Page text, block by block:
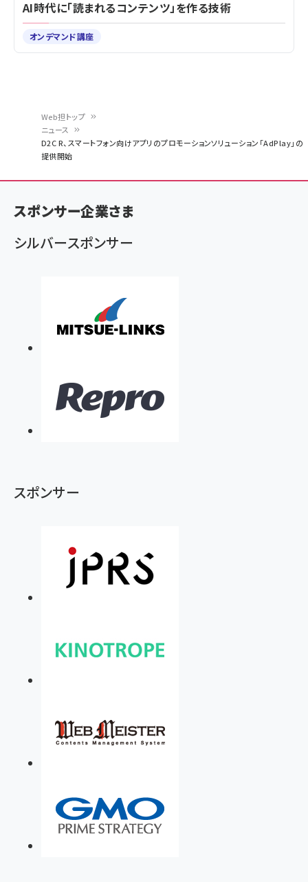
く
ず
Web担トップ
ニュース
D2C R、スマートフォン向けアプリのプロモーションソリューション「AdPlay」の
提供開始
AI時代に「読まれるコンテンツ」を作る技術
オンデマンド講座
スポンサー企業さま
シルバースポンサー
スポンサー